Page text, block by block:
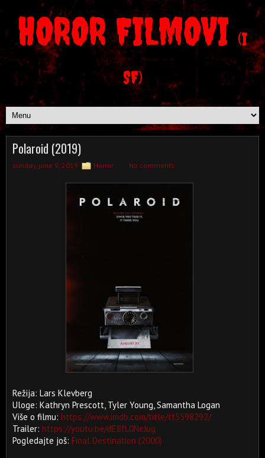
HOROR FILMOVI (I
SF)
Polaroid (2019)
sunday, june 9, 2019 Horror No comments
Režija: Lars Klevberg
Uloge: Kathryn Prescott, Tyler Young, Samantha Logan
Više o filmu: https://www.imdb.com/title/tt5598292/
Trailer: https://youtu.be/dE8fL0NeJug
Pogledajte još: Final Destination (2000)